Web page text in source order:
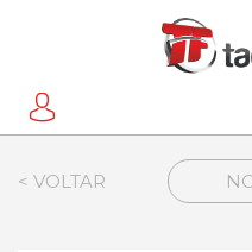
< VOLTAR